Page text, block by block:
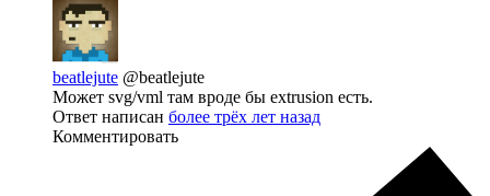
beatlejute @beatlejute
Может svg/vml там вроде бы extrusion есть.
Ответ написан более трёх лет назад
Комментировать